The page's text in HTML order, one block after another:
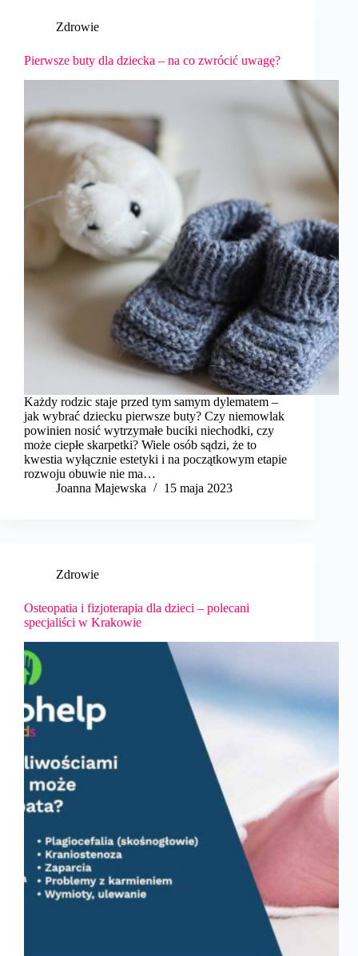
Zdrowie
Pierwsze buty dla dziecka – na co zwrócić uwagę?
Każdy rodzic staje przed tym samym dylematem –
jak wybrać dziecku pierwsze buty? Czy niemowlak
powinien nosić wytrzymałe buciki niechodki, czy
może ciepłe skarpetki? Wiele osób sądzi, że to
kwestia wyłącznie estetyki i na początkowym etapie
rozwoju obuwie nie ma…
Joanna Majewska
15 maja 2023
Zdrowie
Osteopatia i fizjoterapia dla dzieci – polecani
specjaliści w Krakowie